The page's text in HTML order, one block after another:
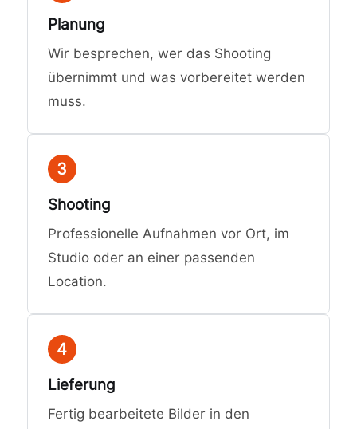
Planung
Wir besprechen, wer das Shooting
übernimmt und was vorbereitet werden
muss.
3
Shooting
Professionelle Aufnahmen vor Ort, im
Studio oder an einer passenden
Location.
4
Lieferung
Fertig bearbeitete Bilder in den